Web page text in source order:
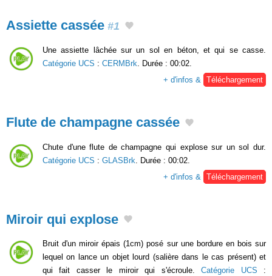
Assiette cassée #1
Une assiette lâchée sur un sol en béton, et qui se casse.
Catégorie UCS : CERMBrk . Durée : 00:02.
+ d'infos &
Téléchargement
Flute de champagne cassée
Chute d'une flute de champagne qui explose sur un sol dur.
Catégorie UCS : GLASBrk . Durée : 00:02.
+ d'infos &
Téléchargement
Miroir qui explose
Bruit d'un miroir épais (1cm) posé sur une bordure en bois sur
lequel on lance un objet lourd (salière dans le cas présent) et
qui fait casser le miroir qui s'écroule.Catégorie UCS :